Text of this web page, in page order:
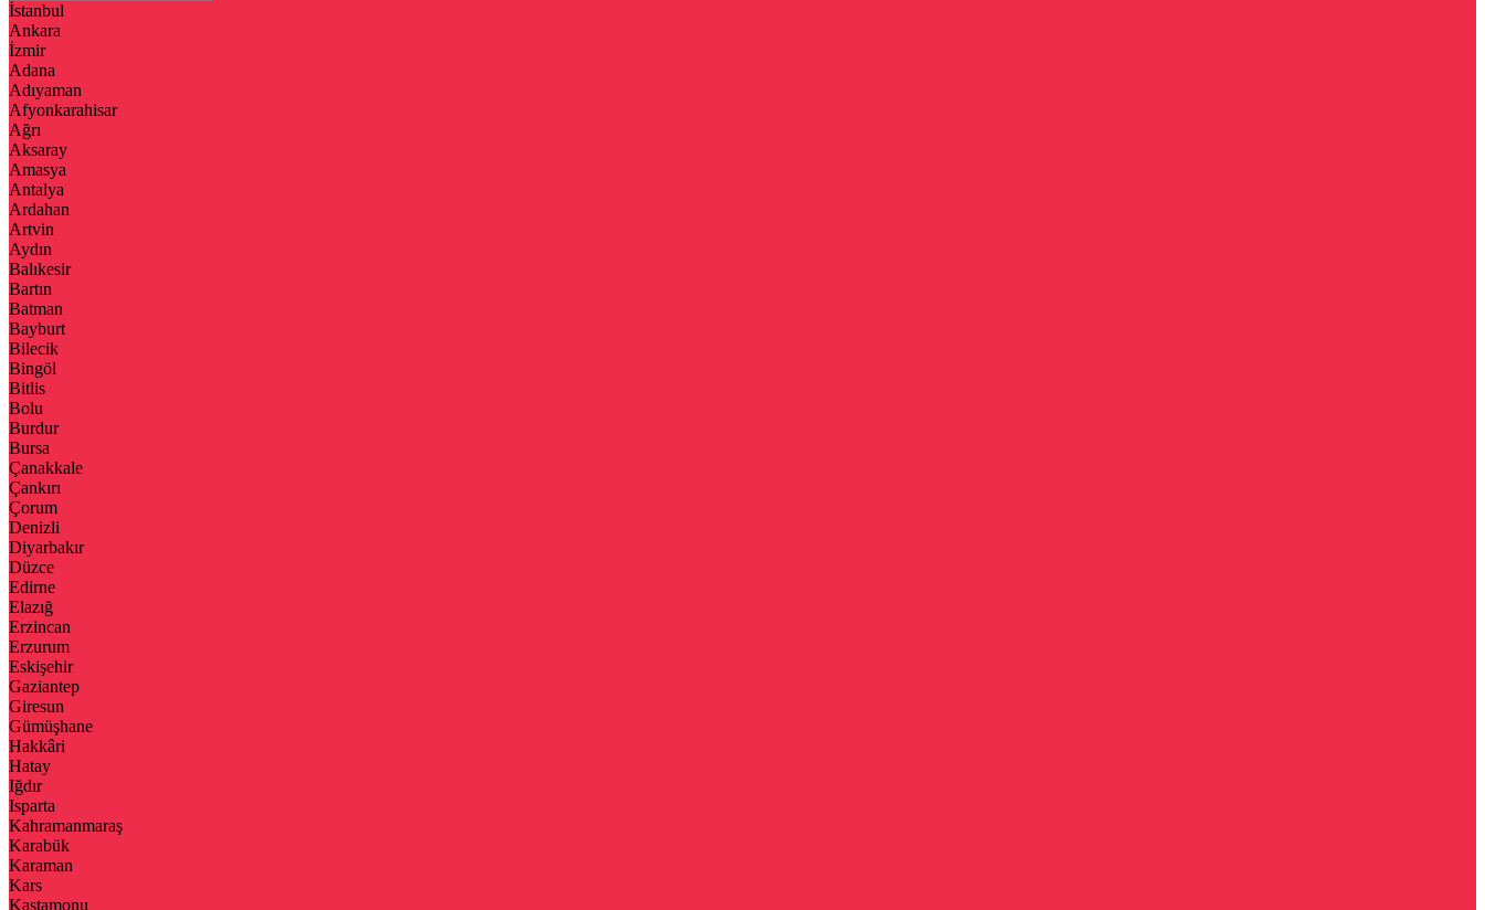
İstanbul
Ankara
İzmir
Adana
Adıyaman
Afyonkarahisar
Ağrı
Aksaray
Amasya
Antalya
Ardahan
Artvin
Aydın
Balıkesir
Bartın
Batman
Bayburt
Bilecik
Bingöl
Bitlis
Bolu
Burdur
Bursa
Çanakkale
Çankırı
Çorum
Denizli
Diyarbakır
Düzce
Edirne
Elazığ
Erzincan
Erzurum
Eskişehir
Gaziantep
Giresun
Gümüşhane
Hakkâri
Hatay
Iğdır
Isparta
Kahramanmaraş
Karabük
Karaman
Kars
Kastamonu